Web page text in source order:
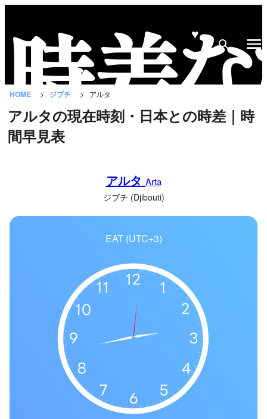
♥
HOME ジブチ アルタ
アルタの現在時刻・日本との時差｜時
間早見表
アルタ Arta
ジブチ (Djibouti)
EAT (UTC+3)
な
と
は？